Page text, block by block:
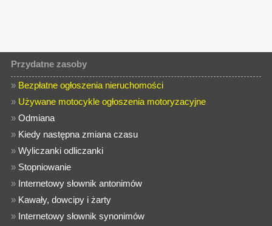
Przydatne zasoby
» Bezpłatne ogłoszenia nieruchomości
» Używane motocykle ogłoszenia motoryzacyjne
»Odmiana
» Kiedy następna zmiana czasu
»Wyliczanki odliczanki
» Stopniowanie
» Internetowy słownik antonimów
» Kawały, dowcipy i żarty
» Internetowy słownik synonimów